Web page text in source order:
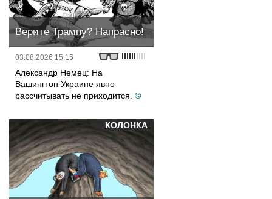
Верите Трампу? Напрасно!
03.08.2026 15:15
Александр Немец: На
Вашингтон Украине явно
рассчитывать не приходится. ©
КОЛОНКА